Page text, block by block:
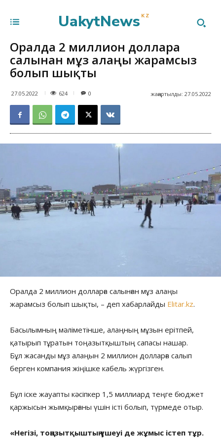
UakytNews KZ
Оралда 2 миллион долларға
салынған мұз алаңы жарамсыз
болып шықты
27.05.2022 624 жаңартылды: 27.05.2022
0
Оралда 2 миллион долларға салынған мұз алаңы
жарамсыз болып шықты, – деп хабарлайды Elitar.kz.
Басылымның мәліметінше, алаңның мұзын ерітпей,
қатырып тұратын тоңазытқыштың сапасы нашар.
Бұл жасанды мұз алаңын 2 миллион долларға салып
берген компания жіңішке кабель жүргізген.
Бұл іске жауапты кәсіпкер 1,5 миллиард теңге бюджет
қаржысын жымқырғаны үшін істі болып, түрмеде отыр.
«Негізі, тоңазытқыштың үшеуі де жұмыс істеп тұр.